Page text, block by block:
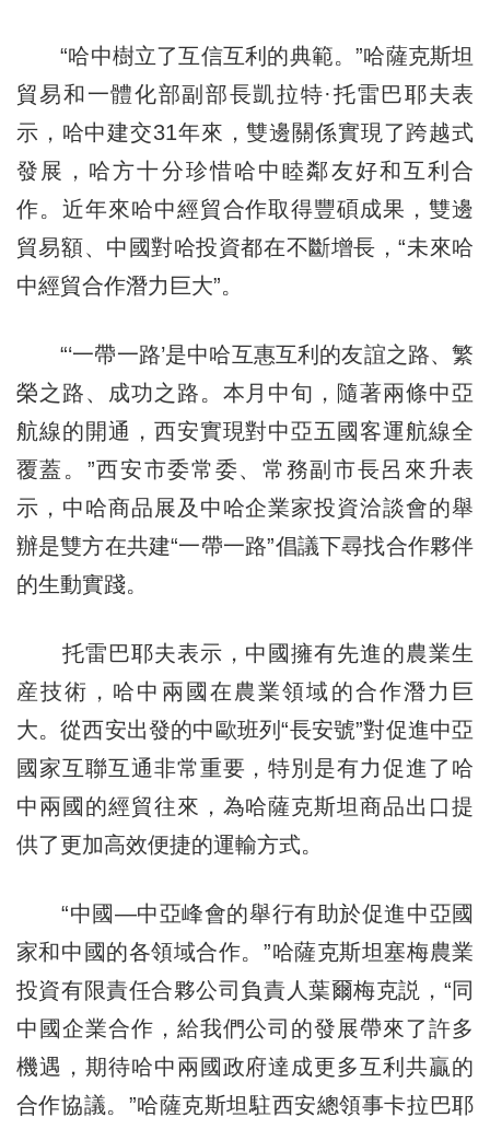
“哈中樹立了互信互利的典範。”哈薩克斯坦
貿易和一體化部副部長凱拉特·托雷巴耶夫表
示，哈中建交31年來，雙邊關係實現了跨越式
發展，哈方十分珍惜哈中睦鄰友好和互利合
作。近年來哈中經貿合作取得豐碩成果，雙邊
貿易額、中國對哈投資都在不斷增長，“未來哈
中經貿合作潛力巨大”。
“‘一帶一路’是中哈互惠互利的友誼之路、繁
榮之路、成功之路。本月中旬，隨著兩條中亞
航線的開通，西安實現對中亞五國客運航線全
覆蓋。”西安市委常委、常務副市長呂來升表
示，中哈商品展及中哈企業家投資洽談會的舉
辦是雙方在共建“一帶一路”倡議下尋找合作夥伴
的生動實踐。
托雷巴耶夫表示，中國擁有先進的農業生
産技術，哈中兩國在農業領域的合作潛力巨
大。從西安出發的中歐班列“長安號”對促進中亞
國家互聯互通非常重要，特別是有力促進了哈
中兩國的經貿往來，為哈薩克斯坦商品出口提
供了更加高效便捷的運輸方式。
“中國—中亞峰會的舉行有助於促進中亞國
家和中國的各領域合作。”哈薩克斯坦塞梅農業
投資有限責任合夥公司負責人葉爾梅克説，“同
中國企業合作，給我們公司的發展帶來了許多
機遇，期待哈中兩國政府達成更多互利共贏的
合作協議。”哈薩克斯坦駐西安總領事卡拉巴耶